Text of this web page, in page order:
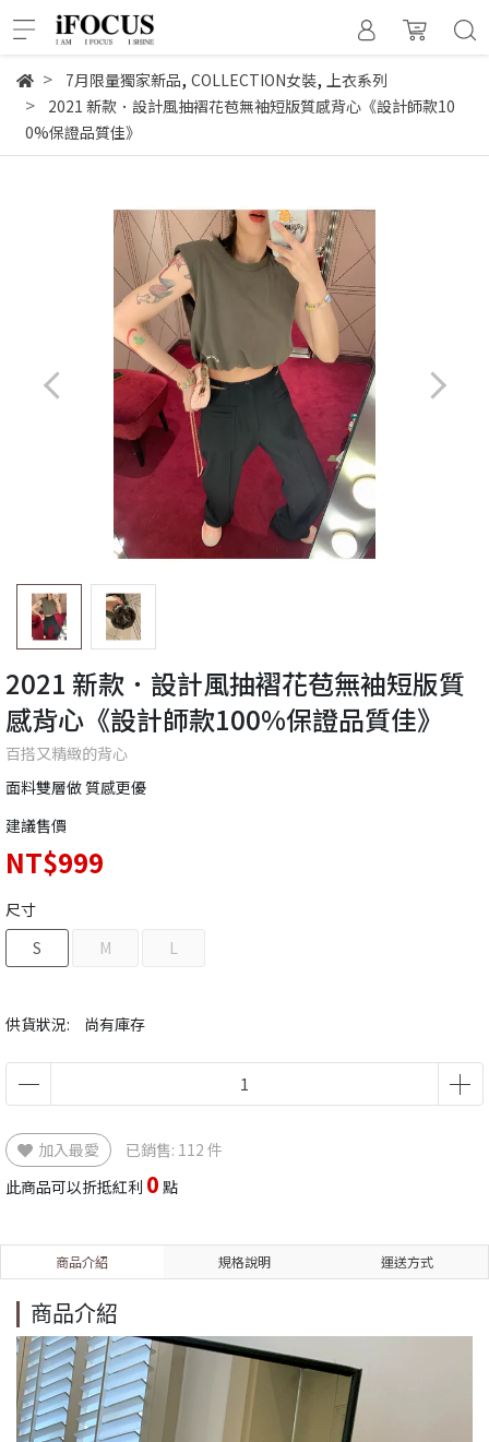
7月限量獨家新品, COLLECTION女裝, 上衣系列
2021 新款．設計風抽褶花苞無袖短版質感背心《設計師款10
0%保證品質佳》
2021 新款．設計風抽褶花苞無袖短版質
感背心《設計師款100%保證品質佳》
百搭又精緻的背心
面料雙層做 質感更優
建議售價
NT$999
供貨狀況: 尚有庫存
尺寸
S
M L
加入最愛
已銷售: 112 件
此商品可以折抵紅利 0 點
商品介紹 規格說明 運送方式
商品介紹